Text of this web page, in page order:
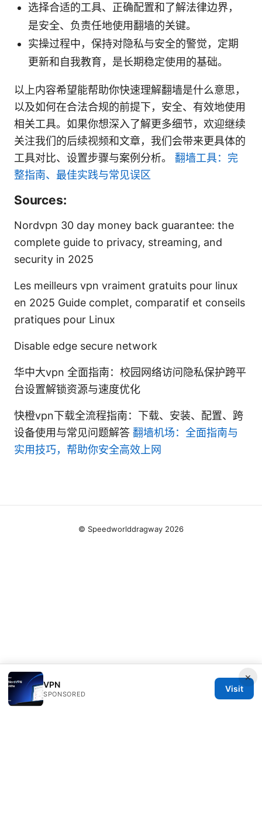
选择合适的工具、正确配置和了解法律边界，
是安全、负责任地使用翻墙的关键。
实操过程中，保持对隐私与安全的警觉，定期
更新和自我教育，是长期稳定使用的基础。
以上内容希望能帮助你快速理解翻墙是什么意思，
以及如何在合法合规的前提下，安全、有效地使用
相关工具。如果你想深入了解更多细节，欢迎继续
关注我们的后续视频和文章，我们会带来更具体的
工具对比、设置步骤与案例分析。 翻墙工具：完
整指南、最佳实践与常见误区
Sources:
Nordvpn 30 day money back guarantee: the
complete guide to privacy, streaming, and
security in 2025
Les meilleurs vpn vraiment gratuits pour linux
en 2025 Guide complet, comparatif et conseils
pratiques pour Linux
Disable edge secure network
华中大vpn 全面指南：校园网络访问隐私保护跨平
台设置解锁资源与速度优化
快橙vpn下载全流程指南：下载、安装、配置、跨
设备使用与常见问题解答 翻墙机场：全面指南与
实用技巧，帮助你安全高效上网
×
VPN
SPONSORED
Visit
© Speedworlddragway 2026